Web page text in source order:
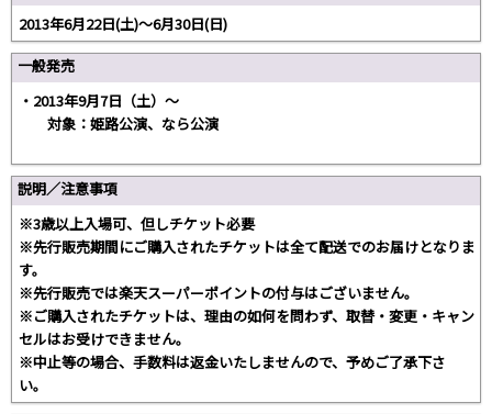
2013年6月22日(土)～6月30日(日)
一般発売
・2013年9月7日（土）～
対象：姫路公演、なら公演
説明／注意事項
※3歳以上入場可、但しチケット必要
※先行販売期間にご購入されたチケットは全て配送でのお届けとなりま
す。
※先行販売では楽天スーパーポイントの付与はございません。
※ご購入されたチケットは、理由の如何を問わず、取替・変更・キャン
セルはお受けできません。
※中止等の場合、手数料は返金いたしませんので、予めご了承下さ
い。